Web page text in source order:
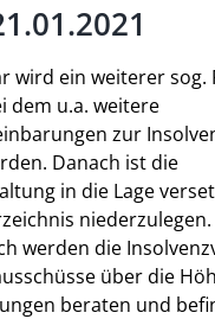
wird ein weiterer
dem u.a. weitere
zur
Danach ist die
in die Lage
niederzulegen.
werden die
über die
beraten und